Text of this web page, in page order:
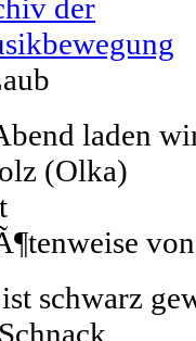
der
laden
(Olka)
schwarz